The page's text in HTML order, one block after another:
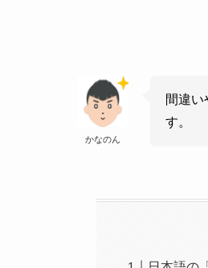
かなのん
間違
す。